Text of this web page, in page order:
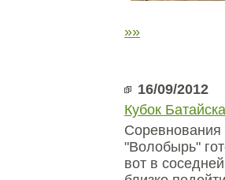
»»
16/09/2012
Кубок
"Волобырь"
вот в